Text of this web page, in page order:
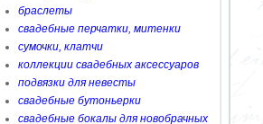
браслеты
свадебные перчатки, митенки
сумочки, клатчи
коллекции свадебных аксессуаров
подвязки для невесты
свадебные бутоньерки
свадебные бокалы для новобрачных